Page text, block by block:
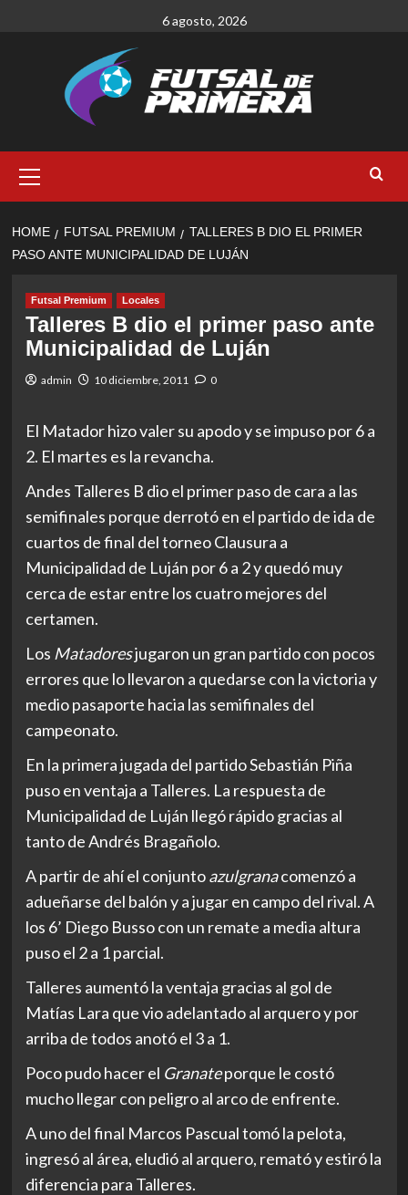
6 agosto, 2026
Menu
HOME FUTSAL PREMIUM
TALLERES B DIO EL PRIMER
PASO ANTE MUNICIPALIDAD DE LUJÁN
Futsal Premium Locales
Talleres B dio el primer paso ante
Municipalidad de Luján
admin 10 diciembre, 2011 0
El Matador hizo valer su apodo y se impuso por 6 a
2. El martes es la revancha.
Andes Talleres B dio el primer paso de cara a las
semifinales porque derrotó en el partido de ida de
cuartos de final del torneo Clausura a
Municipalidad de Luján por 6 a 2 y quedó muy
cerca de estar entre los cuatro mejores del
certamen.
Los Matadoresjugaron un gran partido con pocos
errores que lo llevaron a quedarse con la victoria y
medio pasaporte hacia las semifinales del
campeonato.
En la primera jugada del partido Sebastián Piña
puso en ventaja a Talleres. La respuesta de
Municipalidad de Luján llegó rápido gracias al
tanto de Andrés Bragañolo.
A partir de ahí el conjuntoazulgranacomenzó a
adueñarse del balón y a jugar en campo del rival. A
los 6’ Diego Busso con un remate a media altura
puso el 2 a 1 parcial.
Talleres aumentó la ventaja gracias al gol de
Matías Lara que vio adelantado al arquero y por
arriba de todos anotó el 3 a 1.
Poco pudo hacer el Granateporque le costó
mucho llegar con peligro al arco de enfrente.
A uno del final Marcos Pascual tomó la pelota,
ingresó al área, eludió al arquero, remató y estiró la
diferencia para Talleres.